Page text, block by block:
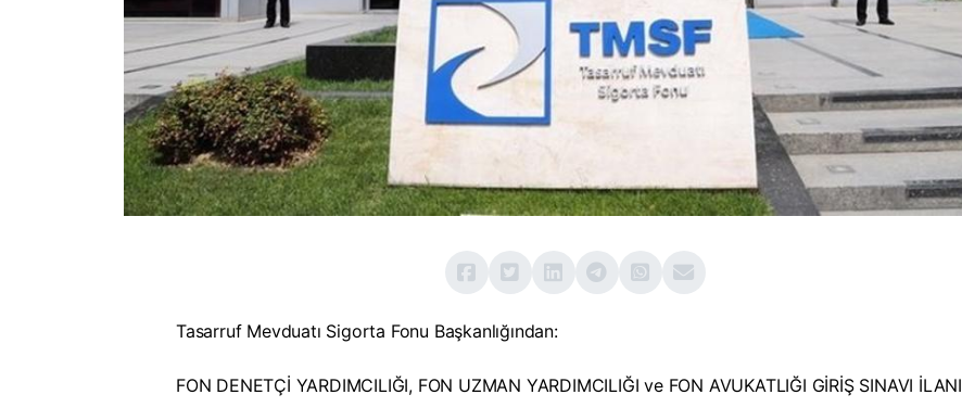
Tasarruf Mevduatı Sigorta Fonu Başkanlığından:
FON DENETÇİ YARDIMCILIĞI, FON UZMAN YARDIMCILIĞI ve FON AVUKATLIĞI GİRİŞ SINAVI İLANI